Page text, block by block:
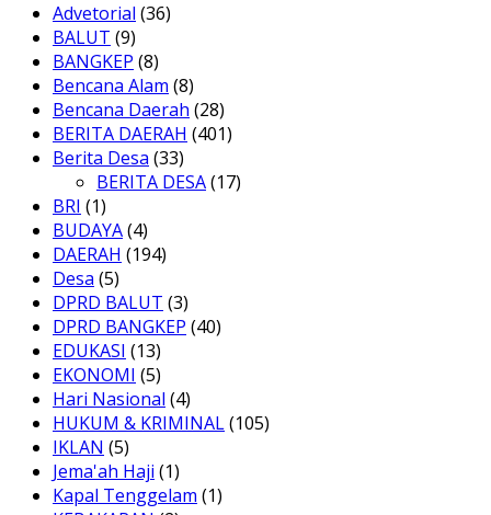
Advetorial (36)
BALUT (9)
BANGKEP (8)
Bencana Alam (8)
Bencana Daerah (28)
BERITA DAERAH (401)
Berita Desa (33)
BERITA DESA(17)
BRI (1)
BUDAYA(4)
DAERAH (194)
Desa (5)
DPRD BALUT (3)
DPRD BANGKEP (40)
EDUKASI (13)
EKONOMI (5)
Hari Nasional (4)
HUKUM & KRIMINAL(105)
IKLAN (5)
Jema'ah Haji (1)
Kapal Tenggelam (1)